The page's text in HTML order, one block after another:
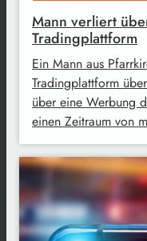
Mann verliert
Tradingplattform
Ein Mann aus
Tradingplattform
über eine Werbung
einen Zeitraum von